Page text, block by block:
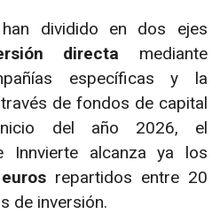
dividido en dos ejes
directa mediante
específicas y la
de fondos de capital
del año 2026, el
Innvierte alcanza ya los
repartidos entre 20
de inversión.